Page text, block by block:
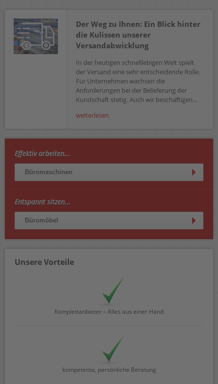
Der Weg zu Ihnen: Ein Blick hinter
die Kulissen unserer
Versandabwicklung
In der heutigen schnelllebigen Welt spielt
der Versand eine sehr entscheidende Rolle.
Für Unternehmen wachsen die
Anforderungen bei der Belieferung der
Kundschaft stetig. Auch wir beschäftigen...
weiterlesen
Effektiv arbeiten...
Büromaschinen
Entspannt sitzen...
Büromöbel
Unsere Vorteile
Komplettanbieter – Alles aus einer Hand
kompetente, persönliche Beratung